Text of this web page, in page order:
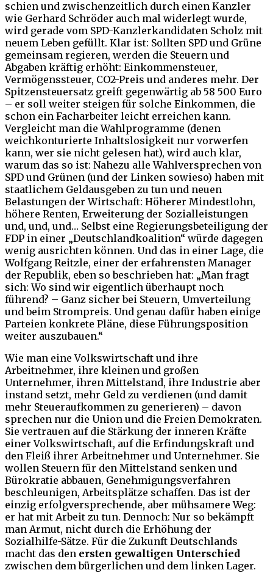
schien und zwischenzeitlich durch einen Kanzler
wie Gerhard Schröder auch mal widerlegt wurde,
wird gerade vom SPD-Kanzlerkandidaten Scholz mit
neuem Leben gefüllt. Klar ist: Sollten SPD und Grüne
gemeinsam regieren, werden die Steuern und
Abgaben kräftig erhöht: Einkommensteuer,
Vermögenssteuer, CO2-Preis und anderes mehr. Der
Spitzensteuersatz greift gegenwärtig ab 58 500 Euro
– er soll weiter steigen für solche Einkommen, die
schon ein Facharbeiter leicht erreichen kann.
Vergleicht man die Wahlprogramme (denen
weichkonturierte Inhaltslosigkeit nur vorwerfen
kann, wer sie nicht gelesen hat), wird auch klar,
warum das so ist: Nahezu alle Wahlversprechen von
SPD und Grünen (und der Linken sowieso) haben mit
staatlichem Geldausgeben zu tun und neuen
Belastungen der Wirtschaft: Höherer Mindestlohn,
höhere Renten, Erweiterung der Sozialleistungen
und, und, und… Selbst eine Regierungsbeteiligung der
FDP in einer „Deutschlandkoalition“ würde dagegen
wenig ausrichten können. Und das in einer Lage, die
Wolfgang Reitzle, einer der erfahrensten Manager
der Republik, eben so beschrieben hat: „Man fragt
sich: Wo sind wir eigentlich überhaupt noch
führend? – Ganz sicher bei Steuern, Umverteilung
und beim Strompreis. Und genau dafür haben einige
Parteien konkrete Pläne, diese Führungsposition
weiter auszubauen.“
Wie man eine Volkswirtschaft und ihre
Arbeitnehmer, ihre kleinen und großen
Unternehmer, ihren Mittelstand, ihre Industrie aber
instand setzt, mehr Geld zu verdienen (und damit
mehr Steueraufkommen zu generieren) – davon
sprechen nur die Union und die Freien Demokraten.
Sie vertrauen auf die Stärkung der inneren Kräfte
einer Volkswirtschaft, auf die Erfindungskraft und
den Fleiß ihrer Arbeitnehmer und Unternehmer. Sie
wollen Steuern für den Mittelstand senken und
Bürokratie abbauen, Genehmigungsverfahren
beschleunigen, Arbeitsplätze schaffen. Das ist der
einzig erfolgversprechende, aber mühsamere Weg:
er hat mit Arbeit zu tun. Dennoch: Nur so bekämpft
man Armut, nicht durch die Erhöhung der
Sozialhilfe-Sätze. Für die Zukunft Deutschlands
macht das den ersten gewaltigen Unterschied
zwischen dem bürgerlichen und dem linken Lager.